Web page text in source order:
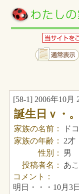
[58-1] 2006年10月
誕生日ｖ・
家族の名前：
ドコ
家族の年齢：
2才
性別：
男
投稿者名：
あこ
コメント：
明日・・・10月3